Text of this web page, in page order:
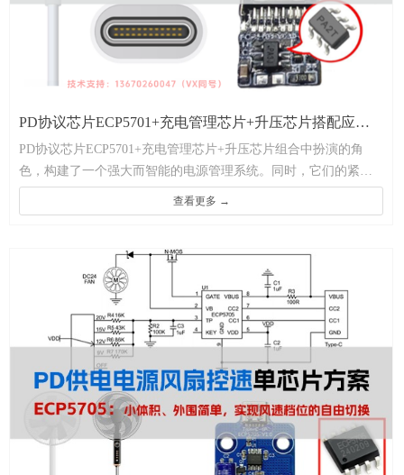
PD协议芯片ECP5701+充电管理芯片+升压芯片搭配应用
TYPE-C口充电及升压供电系统
PD协议芯片ECP5701+充电管理芯片+升压芯片组合中扮演的角
色，构建了一个强大而智能的电源管理系统。同时，它们的紧凑
设计和高集成度，也使得在各种设备中应用变得更加方便，为现
代电子设备的电源管理提供了强大的技术支持。它能够识别设备
时，也能保持稳定的工作状态。是一颗PD取电芯片，支持PD和
QC取电，兼容USB PD3.0规范，并向下支持USB PD2.0，支持
QC3.0和QC2.0，支持PD。
查看更多 →